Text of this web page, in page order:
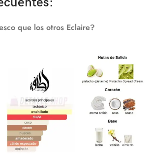
que los otros Eclaire?